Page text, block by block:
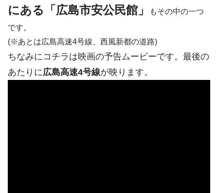
にある「広島市安公民館」
もその中の一つ
です。
(※あとは広島高速4号線、西風新都の道路)
ちなみにコチラは映画の予告ムービーです。最後の
あたりに広島高速4号線が映ります。